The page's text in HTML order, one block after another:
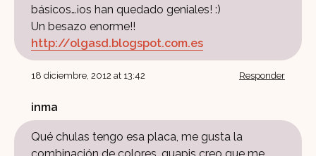
básicos…¡os han quedado geniales! :)
Un besazo enorme!!
http://olgasd.blogspot.com.es
18 diciembre, 2012 at 13:42 Responder
inma
Qué chulas tengo esa placa, me gusta la
combinación de colores, guapis creo que me